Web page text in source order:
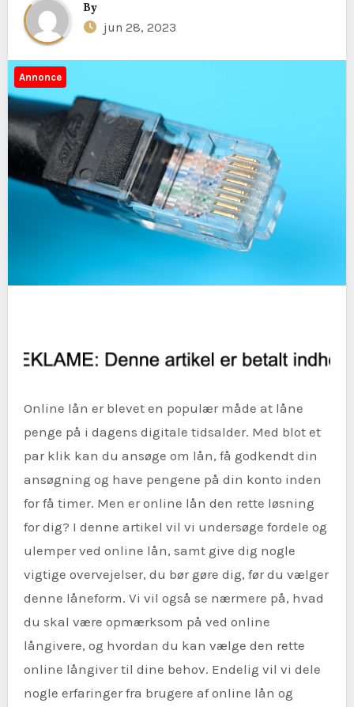
By
jun 28, 2023
Annonce
Online lån er blevet en populær måde at låne
penge på i dagens digitale tidsalder. Med blot et
par klik kan du ansøge om lån, få godkendt din
ansøgning og have pengene på din konto inden
for få timer. Men er online lån den rette løsning
for dig? I denne artikel vil vi undersøge fordele og
ulemper ved online lån, samt give dig nogle
vigtige overvejelser, du bør gøre dig, før du vælger
denne låneform. Vi vil også se nærmere på, hvad
du skal være opmærksom på ved online
långivere, og hvordan du kan vælge den rette
online långiver til dine behov. Endelig vil vi dele
nogle erfaringer fra brugere af online lån og